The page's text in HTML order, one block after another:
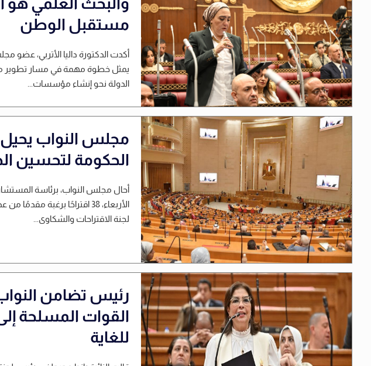
مستقبل الوطن
أكدت الدكتورة داليا الأتربي،
يمثل خطوة مهمة في مسار تطوير
الدولة نحو إنشاء مؤسسات...
الحكومة لتحسين
أحال مجلس النواب، برئاسة
الأربعاء، 38 اقتراحًا برغبة
لجنة الاقتراحات والشكاوى...
رئيس تضامن
القوات المسلحة
للغاية